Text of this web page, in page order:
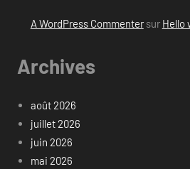
A WordPress Commentersur Hello
Archives
août 2026
juillet 2026
juin 2026
mai 2026